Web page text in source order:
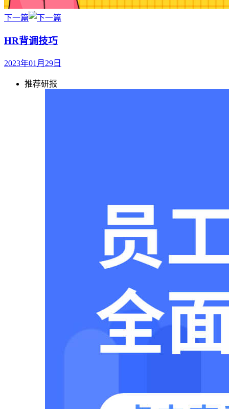
下一篇
HR背调技巧
2023年01月29日
推荐研报